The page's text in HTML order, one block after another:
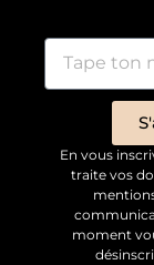
En vous
traite vos
moment